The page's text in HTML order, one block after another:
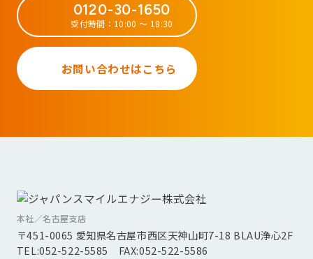
0120-30-1650
受付時間：10:00 ～ 18:30
お問い合わせはこちら
本社／名古屋支店
〒451-0065 愛知県名古屋市西区天神山町7-18 BLAU浄心2F
TEL:052-522-5585 FAX:052-522-5586